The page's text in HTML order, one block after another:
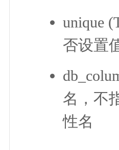
unique
否设置
名，不
性名